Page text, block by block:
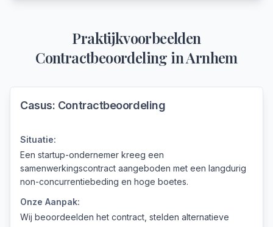
Praktijkvoorbeelden
Contractbeoordeling inArnhem
Casus: Contractbeoordeling
Situatie:
Een startup-ondernemer kreeg een
samenwerkingscontract aangeboden met een langdurig
non-concurrentiebeding en hoge boetes.
Onze Aanpak:
Wij beoordeelden het contract, stelden alternatieve